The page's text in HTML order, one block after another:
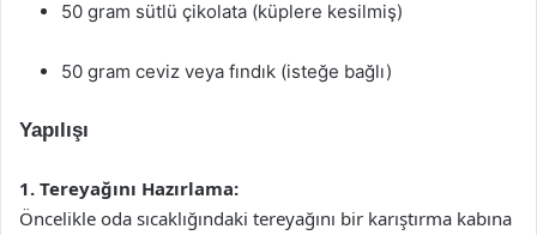
50 gram sütlü çikolata (küplere kesilmiş)
50 gram ceviz veya fındık (isteğe bağlı)
Yapılışı
1. Tereyağını Hazırlama:
Öncelikle oda sıcaklığındaki tereyağını bir karıştırma kabına